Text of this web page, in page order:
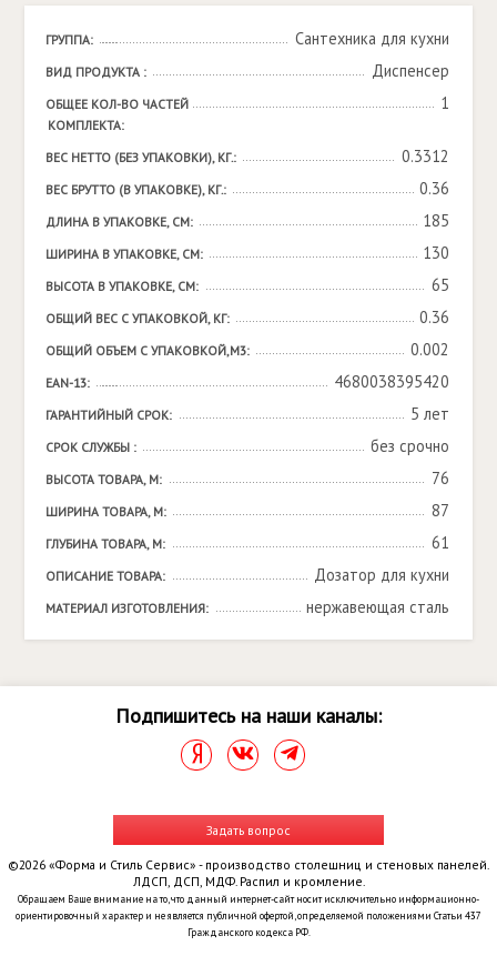
ГРУППА: Сантехника для кухни
ВИД ПРОДУКТА : Диспенсер
ОБЩЕЕ КОЛ-ВО ЧАСТЕЙ
КОМПЛЕКТА:
1
ВЕС НЕТТО (БЕЗ УПАКОВКИ), КГ.: 0.3312
ВЕС БРУТТО (В УПАКОВКЕ), КГ.: 0.36
ДЛИНА В УПАКОВКЕ, СМ: 185
ШИРИНА В УПАКОВКЕ, СМ: 130
ВЫСОТА В УПАКОВКЕ, СМ: 65
ОБЩИЙ ВЕС С УПАКОВКОЙ, КГ: 0.36
ОБЩИЙ ОБЪЕМ С УПАКОВКОЙ,М3: 0.002
EAN-13: 4680038395420
ГАРАНТИЙНЫЙ СРОК: 5 лет
СРОК СЛУЖБЫ : без срочно
ВЫСОТА ТОВАРА, М: 76
ШИРИНА ТОВАРА, М: 87
ГЛУБИНА ТОВАРА, М: 61
ОПИСАНИЕ ТОВАРА: Дозатор для кухни
МАТЕРИАЛ ИЗГОТОВЛЕНИЯ: нержавеющая сталь
Подпишитесь на наши каналы:
Задать вопрос
©2026 «Форма и Стиль Сервис» - производство столешниц и стеновых панелей.
ЛДСП, ДСП, МДФ. Распил и кромление.
Обращаем Ваше внимание на то, что данный интернет-сайт носит исключительно информационно-
ориентировочный характер и не является публичной офертой, определяемой положениями Статьи 437
Гражданского кодекса РФ.